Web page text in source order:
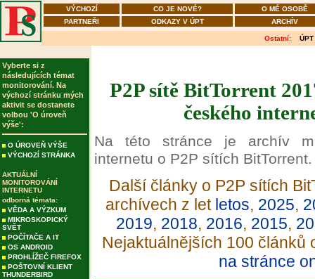
VÝCHOZÍ CO JE NOVÉ?
O MÉ OSOBĚ
PARTNEŘI
ODKAZY V ÚPT ARCHÍV
Ostatní: ÚPT
Vyberte si z
následujících témat
monitorování. Na
výchozí stránku mých
aktivit se dostanete
volbou 'O úroveň
výše':
O ÚROVEŇ VÝŠE
VÝCHOZÍ STRÁNKA
AKTUÁLNÍ
MONITOROVÁNÍ
INTERNETU
odborná témata:
VĚDA A VÝZKUM
MIKROSKOPICKÝ
SVĚT
POČÍTAČE A IT
OS ANDROID
PROHLÍŽEČ FIREFOX
POŠTOVNÍ KLIENT
THUNDERBIRD
P2P sítě BitTorrent
českého
Na této stránce je archív
internetu o P2P sítích BitTorrent.
Další články o P2P sítích
archívech z let letos, 2025,
2019, 2018, 2016, 2015,
Nejaktuálnějších 100 článků
na stránce